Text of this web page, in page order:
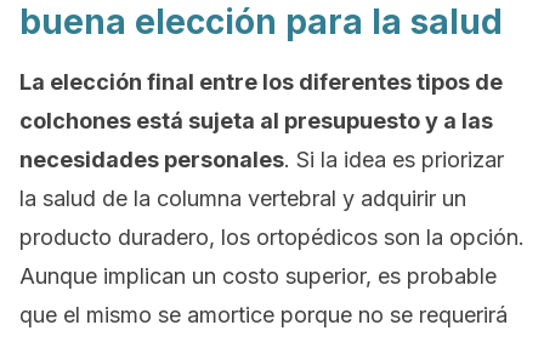
buena elección para la salud
La elección final entre los diferentes tipos de
colchones está sujeta al presupuesto y a las
necesidades personales. Si la idea es priorizar
la salud de la columna vertebral y adquirir un
producto duradero, los ortopédicos son la opción.
Aunque implican un costo superior, es probable
que el mismo se amortice porque no se requerirá